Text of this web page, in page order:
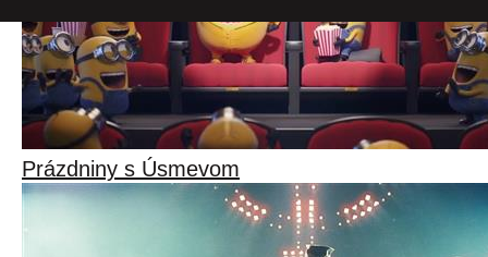
Prázdniny s Úsmevom